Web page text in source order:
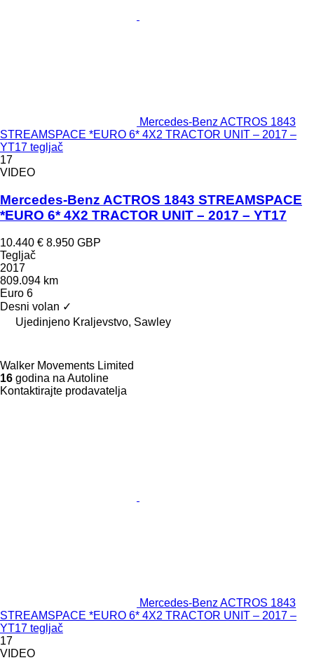
Mercedes-Benz ACTROS 1843
STREAMSPACE *EURO 6* 4X2 TRACTOR UNIT – 2017 –
YT17 tegljač
17
VIDEO
Mercedes-Benz ACTROS 1843 STREAMSPACE
*EURO 6* 4X2 TRACTOR UNIT – 2017 – YT17
10.440 € 8.950 GBP
Tegljač
2017
809.094 km
Euro 6
Desni volan ✓
Ujedinjeno Kraljevstvo, Sawley
Walker Movements Limited
16 godina na Autoline
Kontaktirajte prodavatelja
Mercedes-Benz ACTROS 1843
STREAMSPACE *EURO 6* 4X2 TRACTOR UNIT – 2017 –
YT17 tegljač
17
VIDEO